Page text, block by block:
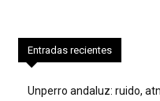
Entradas recientes
Unperro andaluz: ruido,